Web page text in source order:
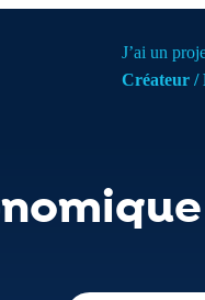
J’ai un
Créateur /